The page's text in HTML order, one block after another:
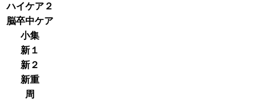
ハイケア２
脳卒中ケア
小集
新１
新２
新重
周